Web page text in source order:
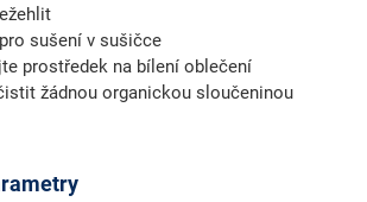
sušení v sušičce
prostředek na bílení oblečení
žádnou organickou sloučeninou